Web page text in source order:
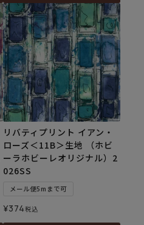
リバティプリント イアン・
ローズ＜11B＞生地 （ホビ
ーラホビーレオリジナル）2
026SS
メール便5mまで可
¥374税込